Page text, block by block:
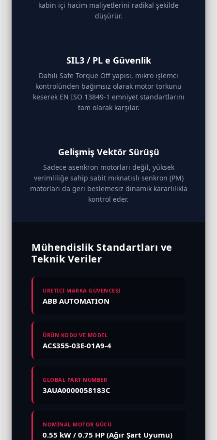
kabin içi hacim maliyetlerini radikal şekilde
düşürür.
SIL3 / PL e Güvenlik
Dahili Safe Torque Off yapısı, mikro işlemci
kontrolünden bağımsız olarak motor torkunu
keserek EN ISO 13849-1 emniyet standartlarını
tam olarak karşılar.
Gelişmiş Vektör Sürüşü
Sadece asenkron motorları değil, yüksek
verimliliğe sahip sabit mıknatıslı senkron (PM)
motorları da geri beslemesiz dinamik kararlılıkla
kontrol eder.
Mühendislik Standartları ve
Teknik Veriler
ÜRETİCİ MARKA GÜVENCESİ
ABB AUTOMATION
ÜRÜN KODU VE MODEL
ACS355-03E-01A9-4
GLOBAL PART NUMBER
3AUA0000058183C
NOMİNAL MOTOR GÜCÜ
0.55 kW / 0.75 HP (Ağır Şart Uyumu)